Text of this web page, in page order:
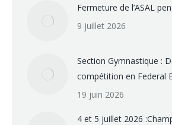
Fermeture de l’ASAL
9 juillet 2026
Section Gymnastique :
compétition en Federal
19 juin 2026
4 et 5 juillet 2026